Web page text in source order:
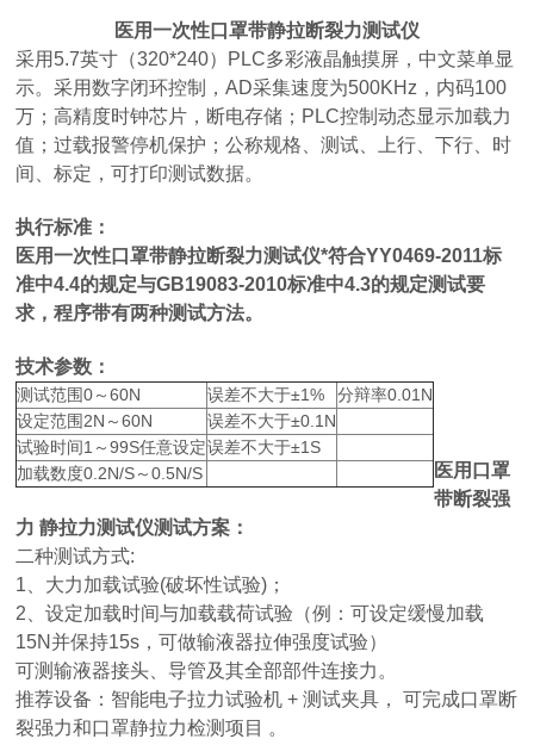
医用一次性口罩带静拉断裂力测试仪
采用5.7英寸（320*240）PLC多彩液晶触摸屏，中文菜单显
示。采用数字闭环控制，AD采集速度为500KHz，内码100
万；高精度时钟芯片，断电存储；PLC控制动态显示加载力
值；过载报警停机保护；公称规格、测试、上行、下行、时
间、标定，可打印测试数据。
执行标准：
医用一次性口罩带静拉断裂力测试仪*符合YY0469-2011标
准中4.4的规定与GB19083-2010标准中4.3的规定测试要
求，程序带有两种测试方法。
技术参数：
测试范围0～60N 误差不大于±1%
分辩率0.01N
设定范围2N～60N
误差不大于±0.1N
试验时间1～99S任意设定误差不大于±1S
加载数度0.2N/S～0.5N/S
医用口罩
带断裂强
力 静拉力测试仪测试方案：
二种测试方式:
1、大力加载试验(破坏性试验)；
2、设定加载时间与加载载荷试验（例：可设定缓慢加载
15N并保持15s，可做输液器拉伸强度试验）
可测输液器接头、导管及其全部部件连接力。
推荐设备：智能电子拉力试验机 + 测试夹具， 可完成口罩断
裂强力和口罩静拉力检测项目 。